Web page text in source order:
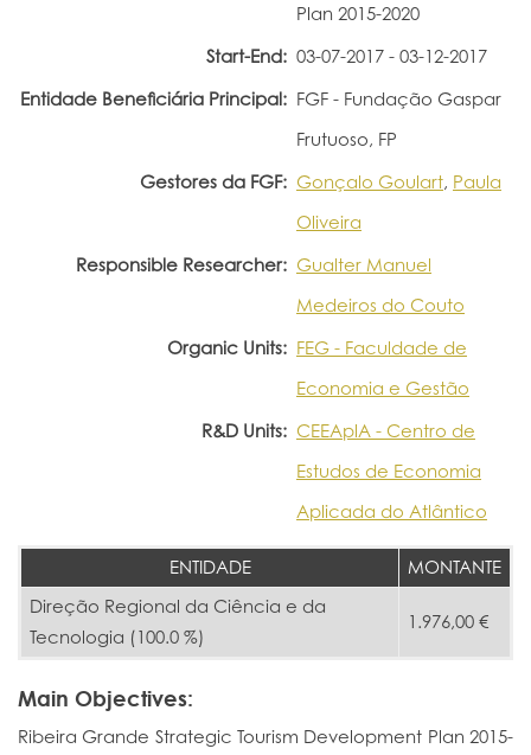
Plan 2015-2020
Start-End: 03-07-2017 - 03-12-2017
Entidade Beneficiária Principal: FGF - Fundação Gaspar
Frutuoso, FP
Gestores da FGF: Gonçalo Goulart, Paula
Oliveira
Responsible Researcher: Gualter Manuel
Medeiros do Couto
Organic Units: FEG - Faculdade de
Economia e Gestão
R&D Units: CEEAplA - Centro de
Estudos de Economia
Aplicada do Atlântico
ENTIDADE
MONTANTE
Direção Regional da Ciência e da
Tecnologia (100.0 %)
1.976,00 €
Main Objectives:
Ribeira Grande Strategic Tourism Development Plan 2015-